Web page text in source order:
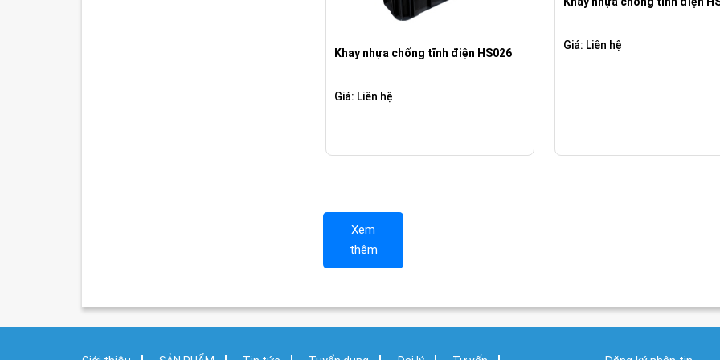
Khay nhựa chống tĩnh điện HS026
Giá: Liên hệ
Giá: Liên hệ
Xem
thêm